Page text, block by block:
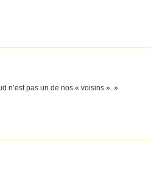
n’est pas un de nos « voisins ». »